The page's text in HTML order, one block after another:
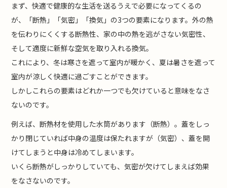
まず、快適で健康的な生活を送るうえで必要になってくるの
が、「断熱」「気密」「換気」の3つの要素になります。外の熱
を伝わりにくくする断熱性、家の中の熱を逃がさない気密性、
そして適度に新鮮な空気を取り入れる換気。
これにより、冬は寒さを遮って室内が暖かく、夏は暑さを遮って
室内が涼しく快適に過ごすことができます。
しかしこれらの要素はどれか一つでも欠けていると意味をなさ
ないのです。
例えば、断熱材を使用した水筒があります（断熱）。蓋をしっ
かり閉じていれば中身の温度は保たれますが（気密）、蓋を開
けてしまうと中身は冷めてしまいます。
いくら断熱がしっかりしていても、気密が欠けてしまえば効果
をなさないのです。